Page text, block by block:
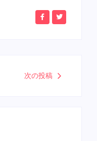
次の投稿